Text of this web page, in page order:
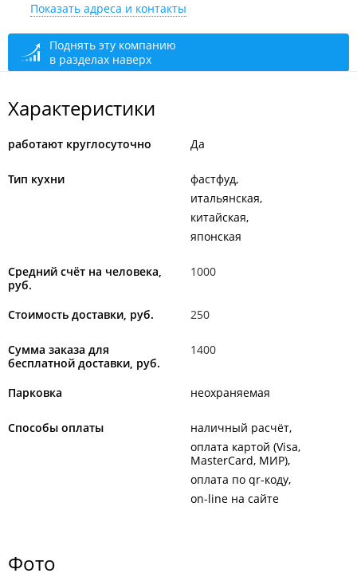
+7 (423) 267-70-20
+7 914 707-76-37 администратор
круглосуточно
Показать адреса и контакты
Поднять эту компанию
в разделах наверх
Характеристики
работают круглосуточно Да
Тип кухни
фастфуд
итальянская
китайская
японская
Средний счёт на человека,
руб.
1000
Стоимость доставки, руб. 250
Сумма заказа для
бесплатной доставки, руб.
1400
Парковка неохраняемая
Способы оплаты
наличный расчёт
оплата картой (Visa,
MasterCard, МИР)
оплата по qr-коду
on-line на сайте
Фото